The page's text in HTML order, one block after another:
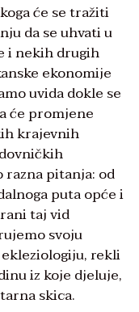
će se tražiti
da se uhvati u
i nekih drugih
ekonomije
uvida dokle se
će promjene
krajevnih
razna pitanja: od
puta opće i
taj vid
svoju
rekli
iz koje djeluje,
skica.